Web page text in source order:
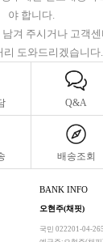
야 합니다.
겨 주시거나 고객
리 도와드리겠습니다.
Q&A
배송조회
BANK INFO
오현주(채핏)
국민 022201-04-